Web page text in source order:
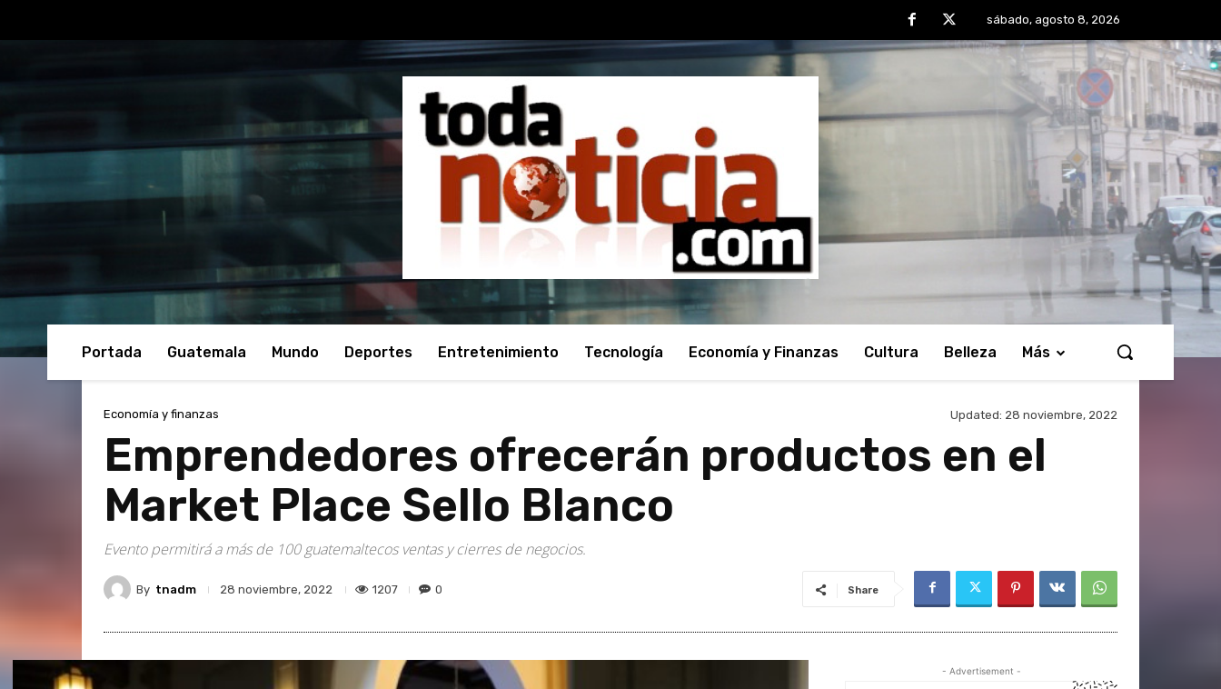
sábado, agosto 8, 2026
Portada Guatemala Mundo Deportes Entretenimiento Tecnología Economía y Finanzas Cultura Belleza Más
Economía y finanzas Updated: 28 noviembre, 2022
Emprendedores ofrecerán productos en el
Market Place Sello Blanco
Evento permitirá a más de 100 guatemaltecos ventas y cierres de negocios.
By tnadm 28 noviembre, 2022 1207 0 Share
- Advertisement -